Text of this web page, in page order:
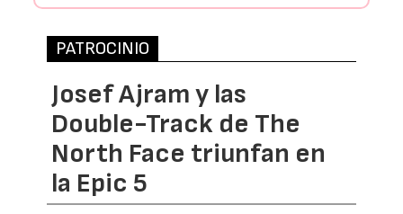
PATROCINIO
Josef Ajram y las
Double-Track de The
North Face triunfan en
la Epic 5